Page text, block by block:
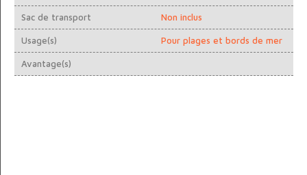
Sac de transport Non inclus
Usage(s) Pour plages et bords de mer
Avantage(s)